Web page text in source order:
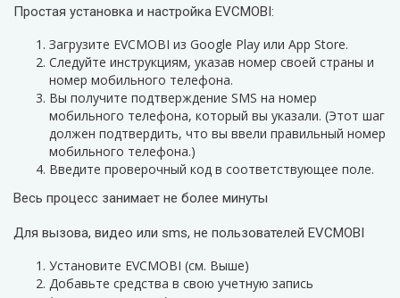
Простая установка и настройка EVCMOBI:
Загрузите EVCMOBI из Google Play или App Store.
Следуйте инструкциям, указав номер своей страны и
номер мобильного телефона.
Вы получите подтверждение SMS на номер
мобильного телефона, который вы указали. (Этот шаг
должен подтвердить, что вы ввели правильный номер
мобильного телефона.)
Введите проверочный код в соответствующее поле.
Весь процесс занимает не более минуты
Для вызова, видео или sms, не пользователей EVCMOBI
Установите EVCMOBI (см. Выше)
Добавьте средства в свою учетную запись